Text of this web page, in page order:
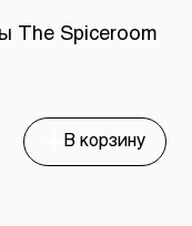
The Spiceroom
В корзину